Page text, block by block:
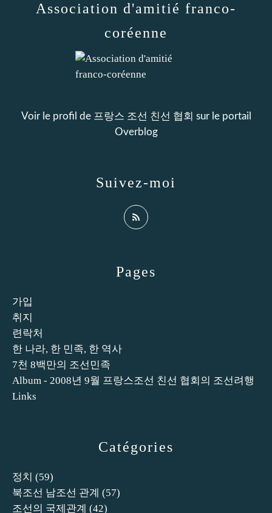
Catégories
정치 (59)
북조선 남조선 관계 (57)
조선의 국제관계 (42)
Pages
가입
취지
련락처
한 나라, 한 민족, 한 역사
7천 8백만의 조선민족
Album - 2008년 9월 프랑스조선 친선 협회의 조선려행
Links
Association d'amitié franco-
coréenne
Voir le profil de 프랑스 조선 친선 협회 sur le portail
Overblog
Suivez-moi